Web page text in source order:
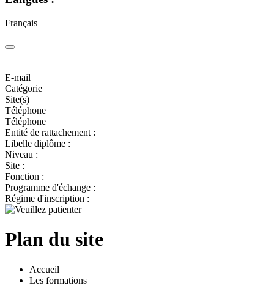
Français
E-mail
Catégorie
Site(s)
Téléphone
Téléphone
Entité de rattachement :
Libelle diplôme :
Niveau :
Site :
Fonction :
Programme d'échange :
Régime d'inscription :
Plan du site
Accueil
Les formations